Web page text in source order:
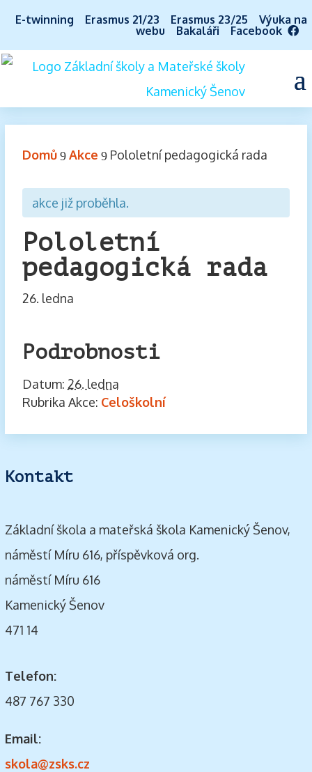
E-twinning Erasmus 21/23 Erasmus 23/25
Výuka na
webu
Bakaláři Facebook
Domů 9 Akce 9 Pololetní pedagogická rada
akce již proběhla.
Pololetní
pedagogická rada
26. ledna
Podrobnosti
Datum: 26. ledna
Rubrika Akce: Celoškolní
Kontakt
Základní škola a mateřská škola Kamenický Šenov,
náměstí Míru 616, příspěvková org.
náměstí Míru 616
Kamenický Šenov
471 14
Telefon:
487 767 330
Email:
skola@zsks.cz